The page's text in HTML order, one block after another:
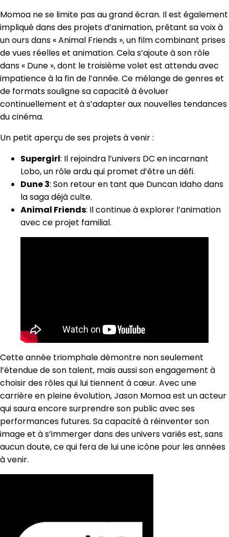
Momoa ne se limite pas au grand écran. Il est également
impliqué dans des projets d’animation, prêtant sa voix à
un ours dans « Animal Friends », un film combinant prises
de vues réelles et animation. Cela s’ajoute à son rôle
dans « Dune », dont le troisième volet est attendu avec
impatience à la fin de l’année. Ce mélange de genres et
de formats souligne sa capacité à évoluer
continuellement et à s’adapter aux nouvelles tendances
du cinéma.
Un petit aperçu de ses projets à venir :
Supergirl: Il rejoindra l’univers DC en incarnant
Lobo, un rôle ardu qui promet d’être un défi.
Dune 3: Son retour en tant que Duncan Idaho dans
la saga déjà culte.
Animal Friends: Il continue à explorer l’animation
avec ce projet familial.
Cette année triomphale démontre non seulement
l’étendue de son talent, mais aussi son engagement à
choisir des rôles qui lui tiennent à cœur. Avec une
carrière en pleine évolution, Jason Momoa est un acteur
qui saura encore surprendre son public avec ses
performances futures. Sa capacité à réinventer son
image et à s’immerger dans des univers variés est, sans
aucun doute, ce qui fera de lui une icône pour les années
à venir.